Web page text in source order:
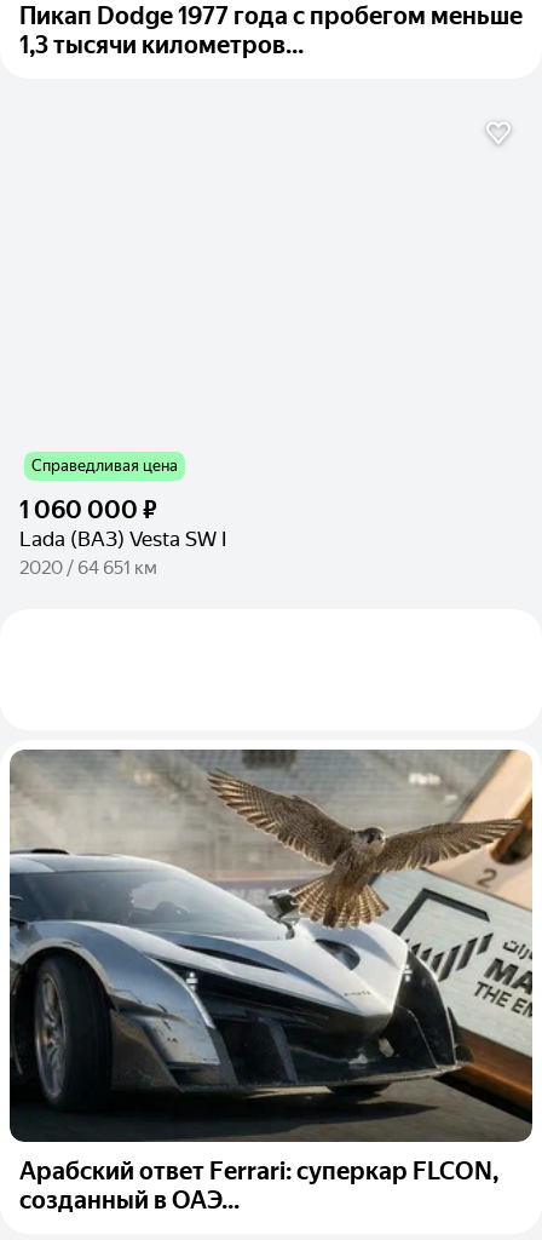
Пикап Dodge 1977 года с пробегом меньше
1,3 тысячи километров...
Справедливая цена
1 060 000 ₽
Lada (ВАЗ) Vesta SW I
2020 / 64 651 км
Арабский ответ Ferrari: суперкар FLCON,
созданный в ОАЭ...